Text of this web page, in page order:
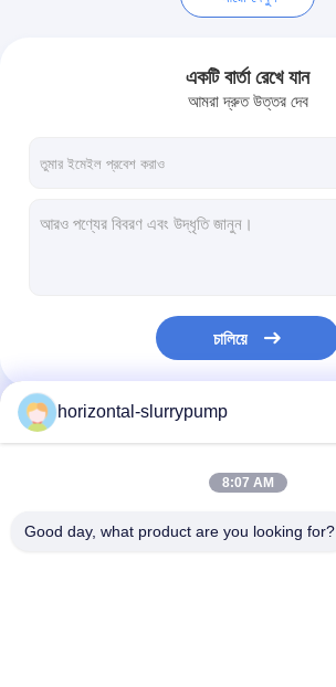
Ecer
সেন্ট্রিফিউগাল স্লারি পাম্প
হেভি ডিউটি ​​স্লারি পাম্প
জলের উৎস তাপ পাম্প
একটি বার্তা রেখে যান
আমরা দ্রুত উত্তর দেব
চালিয়ে
আমাদের বিভাগসমূহ
horizontal-slurrypump
8:07 AM
Good day, what product are you looking for?